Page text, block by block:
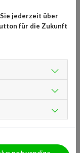
und im
Jahren die
und
Borrelien
der
Es ist
erkennen und zu
jederzeit über
für die Zukunft